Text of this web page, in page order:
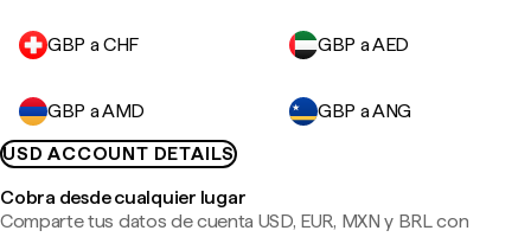
GBP a CHF GBP a AED
GBP a AMD
GBP a ANG
USD ACCOUNT DETAILS
Cobra desde cualquier lugar
Comparte tus datos de cuenta USD, EUR, MXN y BRL con